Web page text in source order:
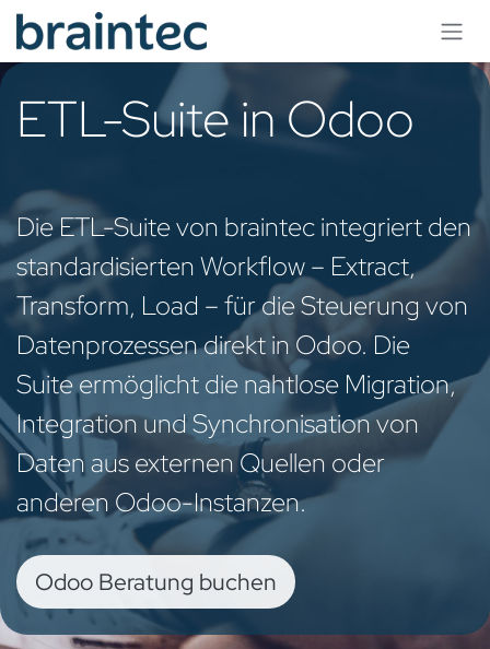
Zum Inhalt springen
ETL-Suite in Odoo
Die ETL-Suite von braintec integriert den
standardisierten Workflow – Extract,
Transform, Load – für die Steuerung von
Datenprozessen direkt in Odoo. Die
Suite ermöglicht die nahtlose Migration,
Integration und Synchronisation von
Daten aus externen Quellen oder
anderen Odoo-Instanzen.
Odoo Beratung b​​uch​​​​en